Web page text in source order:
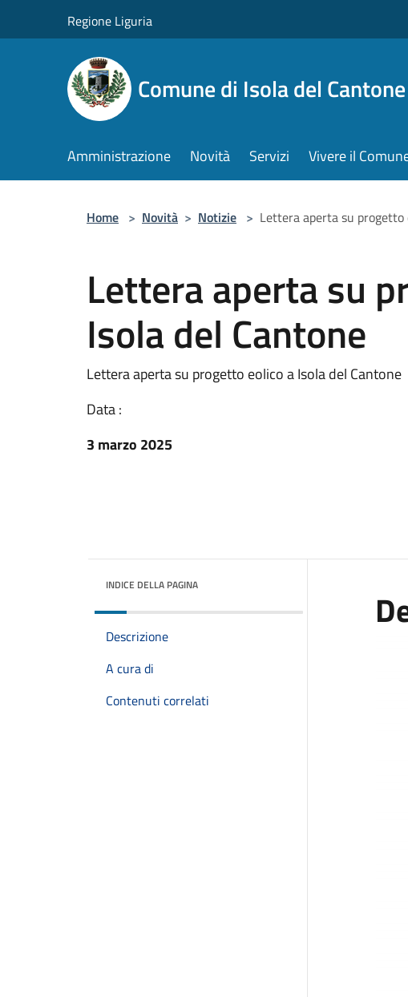
Regione Liguria
Comune di Isola del Cantone
Amministrazione Novità Servizi Vivere il
Home > Novità > Notizie > Lettera aperta su progetto
Lettera aperta su
Isola del Cantone
Lettera aperta su progetto eolico a Isola del Cantone
Data :
3 marzo 2025
INDICE DELLA PAGINA
Descrizione
A cura di
Contenuti correlati